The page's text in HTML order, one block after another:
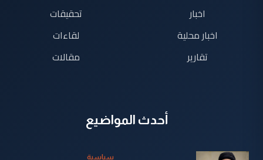
اخبار
اخبار محلية
تقارير
تحقيقات
لقاءات
مقالات
أحدث المواضيع
سياسية